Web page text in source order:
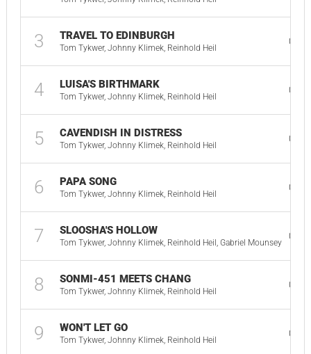
3 TRAVEL TO EDINBURGH
Tom Tykwer, Johnny Klimek, Reinhold Heil
4 LUISA'S BIRTHMARK
Tom Tykwer, Johnny Klimek, Reinhold Heil
5 CAVENDISH IN DISTRESS
Tom Tykwer, Johnny Klimek, Reinhold Heil
6 PAPA SONG
Tom Tykwer, Johnny Klimek, Reinhold Heil
7 SLOOSHA'S HOLLOW
Tom Tykwer, Johnny Klimek, Reinhold Heil, Gabriel Mounsey
8 SONMI-451 MEETS CHANG
Tom Tykwer, Johnny Klimek, Reinhold Heil
9 WON'T LET GO
Tom Tykwer, Johnny Klimek, Reinhold Heil